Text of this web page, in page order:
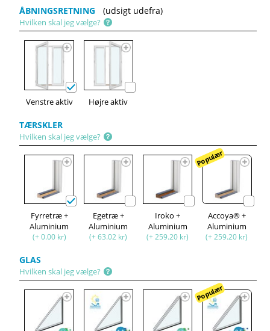
ÅBNINGSRETNING (udsigt udefra)
Hvilken skal jeg vælge?
Venstre aktiv Højre aktiv
TÆRSKLER
Hvilken skal jeg vælge?
Fyrretræ +
Aluminium
(+ 0.00 kr)
Egetræ +
Aluminium
(+ 63.02 kr)
Iroko +
Aluminium
(+ 259.20 kr)
Populær
Accoya® +
Aluminium
(+ 259.20 kr)
GLAS
Hvilken skal jeg vælge?
Populær